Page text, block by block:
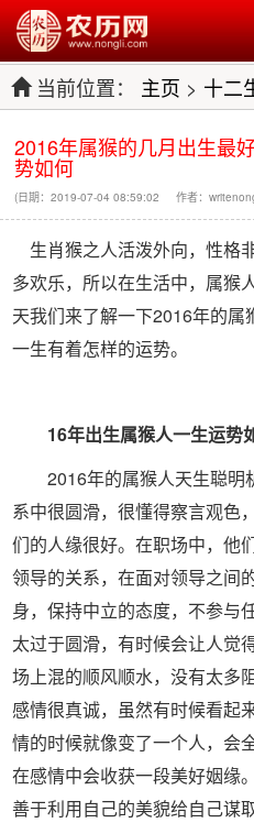
当前位置： 主页 > 十二
2016年属猴的几月出生最
势如何
(日期：2019-07-04 08:59:02 作者：
生肖猴之人活泼外向，性格
多欢乐，所以在生活中，属猴
天我们来了解一下2016年的
一生有着怎样的运势。
16年出生属猴人一生运势
2016年的属猴人天生聪明
系中很圆滑，很懂得察言观色
们的人缘很好。在职场中，他
领导的关系，在面对领导之间
身，保持中立的态度，不参与
太过于圆滑，有时候会让人觉
场上混的顺风顺水，没有太多
感情很真诚，虽然有时候看起
情的时候就像变了一个人，会
在感情中会收获一段美好姻缘
善于利用自己的美貌给自己谋